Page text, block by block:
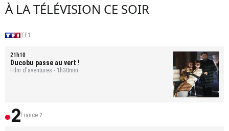
À LA TÉLÉVISION CE SOIR
TF1
21h10
Ducobu passe au vert !
Film d'aventures - 1h30min.
France 2